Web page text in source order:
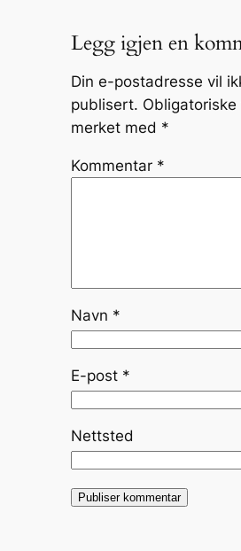
Legg igjen en
Din e-postadresse vil
publisert.
merket med *
Kommentar *
Navn *
E-post *
Nettsted